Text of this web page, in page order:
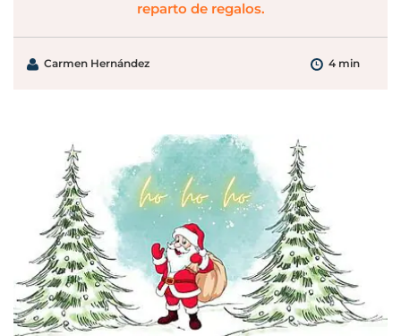
reparto de regalos.
Carmen Hernández 4 min